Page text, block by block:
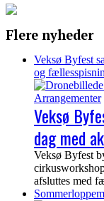
Flere nyheder
Veksø Byfest
og
Veksø
dag med
Veksø Byfest
afsluttes med